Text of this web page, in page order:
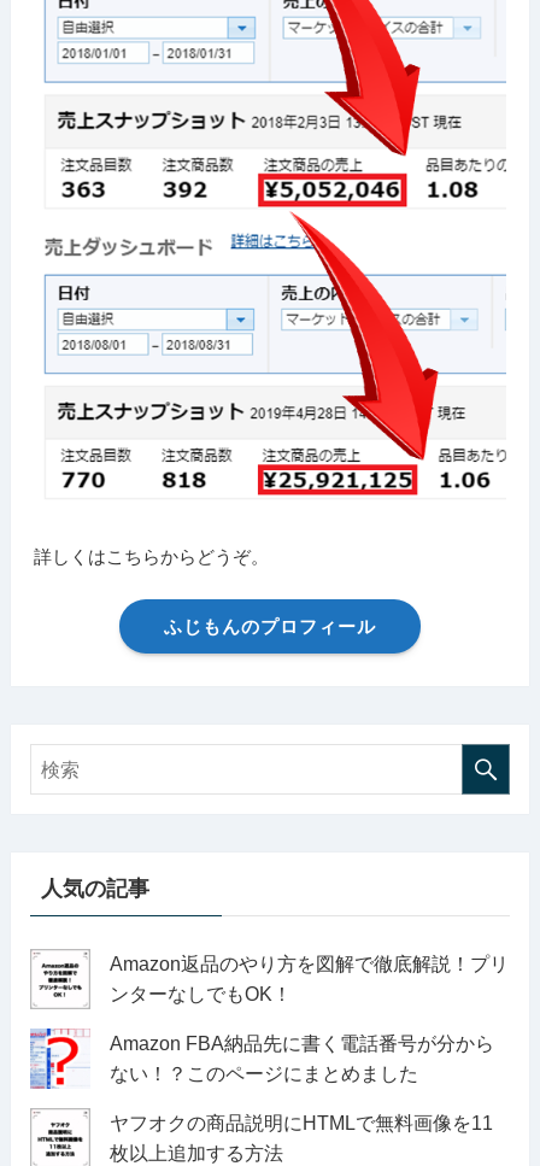
詳しくはこちらからどうぞ。
ふじもんのプロフィール
人気の記事
Amazon返品のやり方を図解で徹底解説！プリ
ンターなしでもOK！
Amazon FBA納品先に書く電話番号が分から
ない！？このページにまとめました
ヤフオクの商品説明にHTMLで無料画像を11
枚以上追加する方法